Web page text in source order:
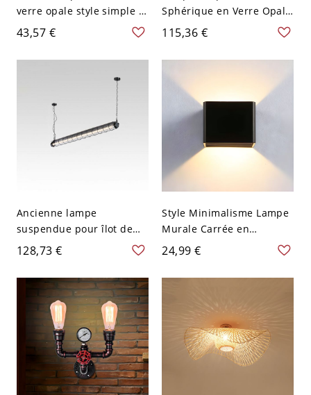
verre opale style simple 1
lumière avec support noir
43,57 €
Sphérique en Verre Opale
Dépoli à 1 Tête
Suspension avec Tige
Suspendue Noire en
15,24 cm
115,36 €
Ancienne lampe
suspendue pour îlot de
cuisine avec abat-jour en
verre en métal gris et
longueur de suspension
réglable, 110-120V, noir,
lumière chaude, 18w
128,73 €
Style Minimalisme Lampe
Murale Carrée en
Acrylique Applique
Murale Intérieure à 1
Lumière - 110 V-120 V
24,99 €